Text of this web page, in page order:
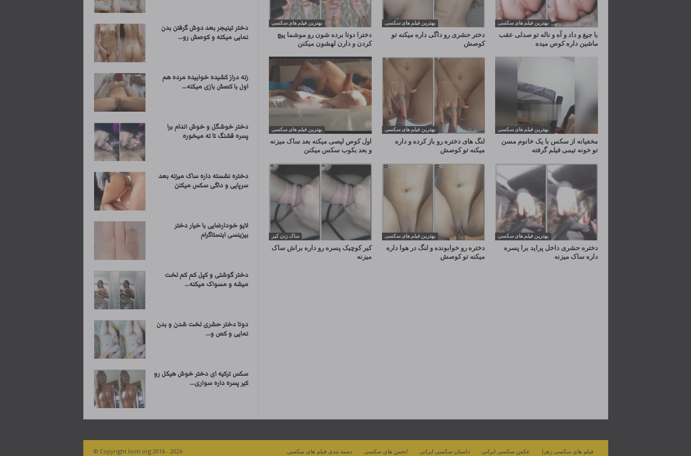
بهترین فیلم های سکسی
دخترا دوتا برده شون رو موشما پیچ
کردن و دارن لهشون میکنن
بهترین فیلم های سکسی
دختر حشری رو داگی داره میکنه تو
کوصش
بهترین فیلم های سکسی
با جیغ و داد و آه و ناله تو صدلی عقب
ماشین داره کوص میده
بهترین فیلم های سکسی
اول کوص لیصی میکنه بعد ساک میزنه
و بعد بکوب سکس میکنن
بهترین فیلم های سکسی
لنگ های دختره رو باز کرده و داره
میکنه تو کوصش
بهترین فیلم های سکسی
مخفیانه از سکس با یک خانوم مسن
تو خونه تیمی فیلم گرفته
ساک زدن کیر
کیر کوچیک پسره رو داره براش ساک
میزنه
بهترین فیلم های سکسی
دختره رو خوابونده و لنگ در هوا داره
میکنه تو کوصش
بهترین فیلم های سکسی
دختره حشری داخل پراید برا پسره
داره ساک میزنه
دختر تینیجر بعد دوش گرفتن بدن
نمایی میکنه و کوصش رو...
زنه دراز کشیده خوابیده مرده هم
اول با کصش بازی میکنه...
دختر خوشگل و خوش اندام برا
پسره قشنگ تا ته میخوره
دختره نشسته داره ساک میزنه بعد
سرپایی و داگی سکس میکنن
لایو خودارضایی با خیار دختر
بیزینسی اینستاگرام
دختر گوشتی و کپل کم کم لخت
میشه و مسواک میکنه...
دوتا دختر حشری لخت شدن و بدن
نمایی و کص و...
سکس ترکیه ای دختر خوش هیکل رو
کیر پسره داره سواری...
دسته بندی فیلم های سکسی انجمن های سکسی داستان سکسی ایرانی عکس سکسی ایرانی فیلم های سکسی زهرا © Copyright looti.org 2016 - 2026